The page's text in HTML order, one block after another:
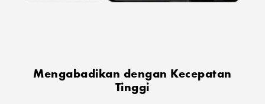
Mengabadikan dengan Kecepatan
Tinggi